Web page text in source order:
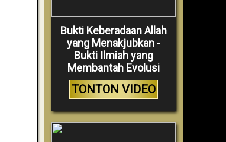
Bukti Keberadaan Allah
yang Menakjubkan -
Bukti Ilmiah yang
Membantah Evolusi
TONTON VIDEO